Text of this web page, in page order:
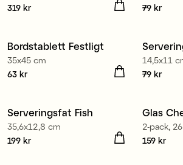
Pris :319 kr
319 kr Pris:
79 kr
Bordstablett Festligt
35x45 cm
Pris:
63 kr
14,5x11
Pris:
79 kr
Serveringsfat Fish
35,6x12,8 cm
Pris :199 kr
199 kr
Glas
2-pack,
Pris :159
159 kr